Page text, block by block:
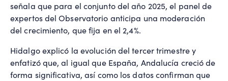
señala que para el conjunto del año 2025, el panel de
expertos del Observatorio anticipa una moderación
del crecimiento, que fija en el 2,4%.
Hidalgo explicó la evolución del tercer trimestre y
enfatizó que, al igual que España, Andalucía creció de
forma significativa, así como los datos confirman que